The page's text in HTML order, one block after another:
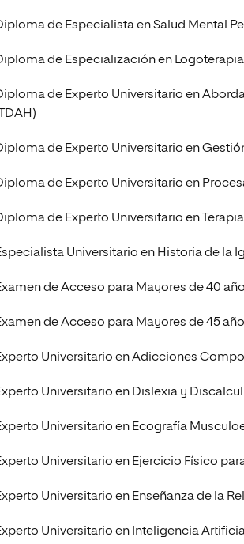
de Especialista en Salud Mental
de Especialización en
de Experto Universitario en
de Experto Universitario en
de Experto Universitario en
de Experto Universitario en
Universitario en Historia de la
de Acceso para Mayores de 40
de Acceso para Mayores de 45
Universitario en Adicciones
Universitario en Dislexia y
Universitario en Ecografía
Universitario en Ejercicio Físico
Universitario en Enseñanza de la
Universitario en Inteligencia